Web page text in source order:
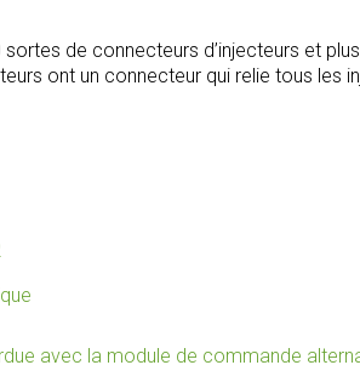
de connecteurs d’injecteurs et
ont un connecteur qui relie tous les
avec la module de commande